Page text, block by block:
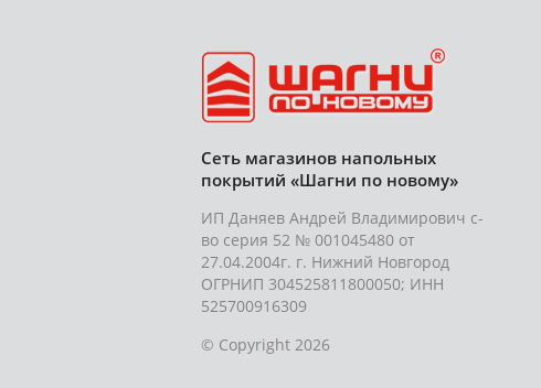
Сеть магазинов напольных
покрытий «Шагни по новому»
ИП Даняев Андрей Владимирович с-
во серия 52 № 001045480 от
27.04.2004г. г. Нижний Новгород
ОГРНИП 304525811800050; ИНН
525700916309
© Copyright 2026